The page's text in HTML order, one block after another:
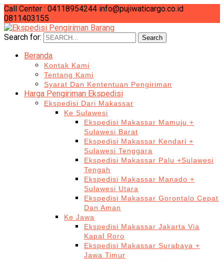
Call Center : 04118954244 info@pujiwaticargo.co.id
0811403155
Search for:
Search
Beranda
Kontak Kami
Tentang Kami
Syarat Dan Kententuan Pengiriman
Harga Pengiriman Ekspedisi
Ekspedisi Dari Makassar
Ke Sulawesi
Ekspedisi Makassar Mamuju +
Sulawesi Barat
Ekspedisi Makassar Kendari +
Sulawesi Tenggara
Ekspedisi Makassar Palu +Sulawesi
Tengah
Ekspedisi Makassar Manado +
Sulawesi Utara
Ekspedisi Makassar Gorontalo Cepat
Dan Aman
Ke Jawa
Ekspedisi Makassar Jakarta Via
Kapal Roro
Ekspedisi Makassar Surabaya +
Jawa Timur